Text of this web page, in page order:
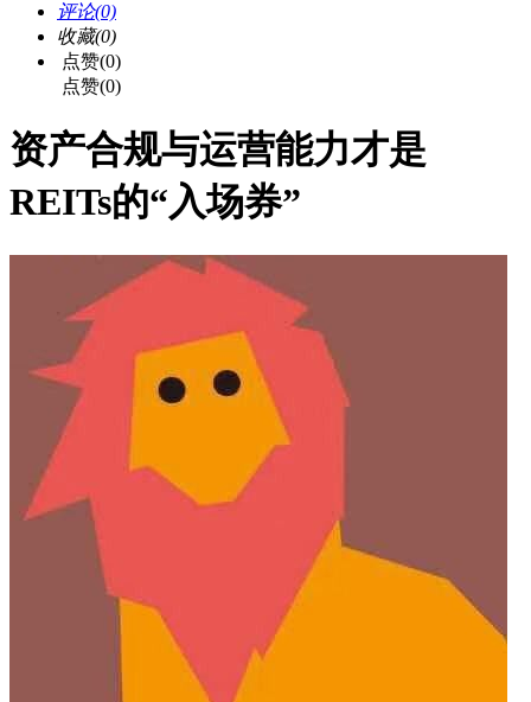
评论(0)
收藏(0)
点赞(0)
点赞(0)
资产合规与运营能力才是
REITs的“入场券”